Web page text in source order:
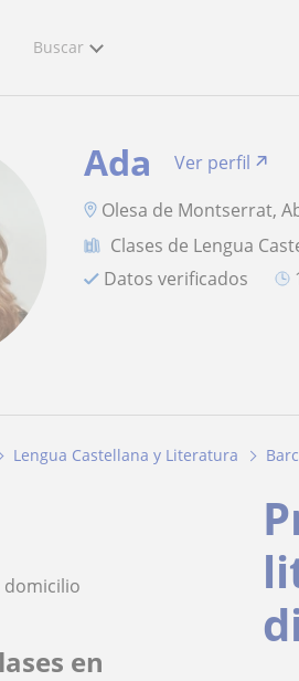
Buscar
Ada
Ver perfil
Olesa de Montserrat,
Clases de Lengua
Datos verificados
Lengua Castellana y Literatura
domicilio
en